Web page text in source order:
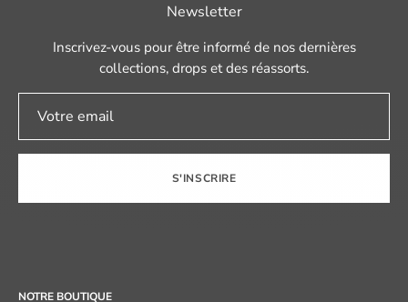
Newsletter
Inscrivez-vous pour être informé de nos dernières
collections, drops et des réassorts.
S'INSCRIRE
NOTRE BOUTIQUE